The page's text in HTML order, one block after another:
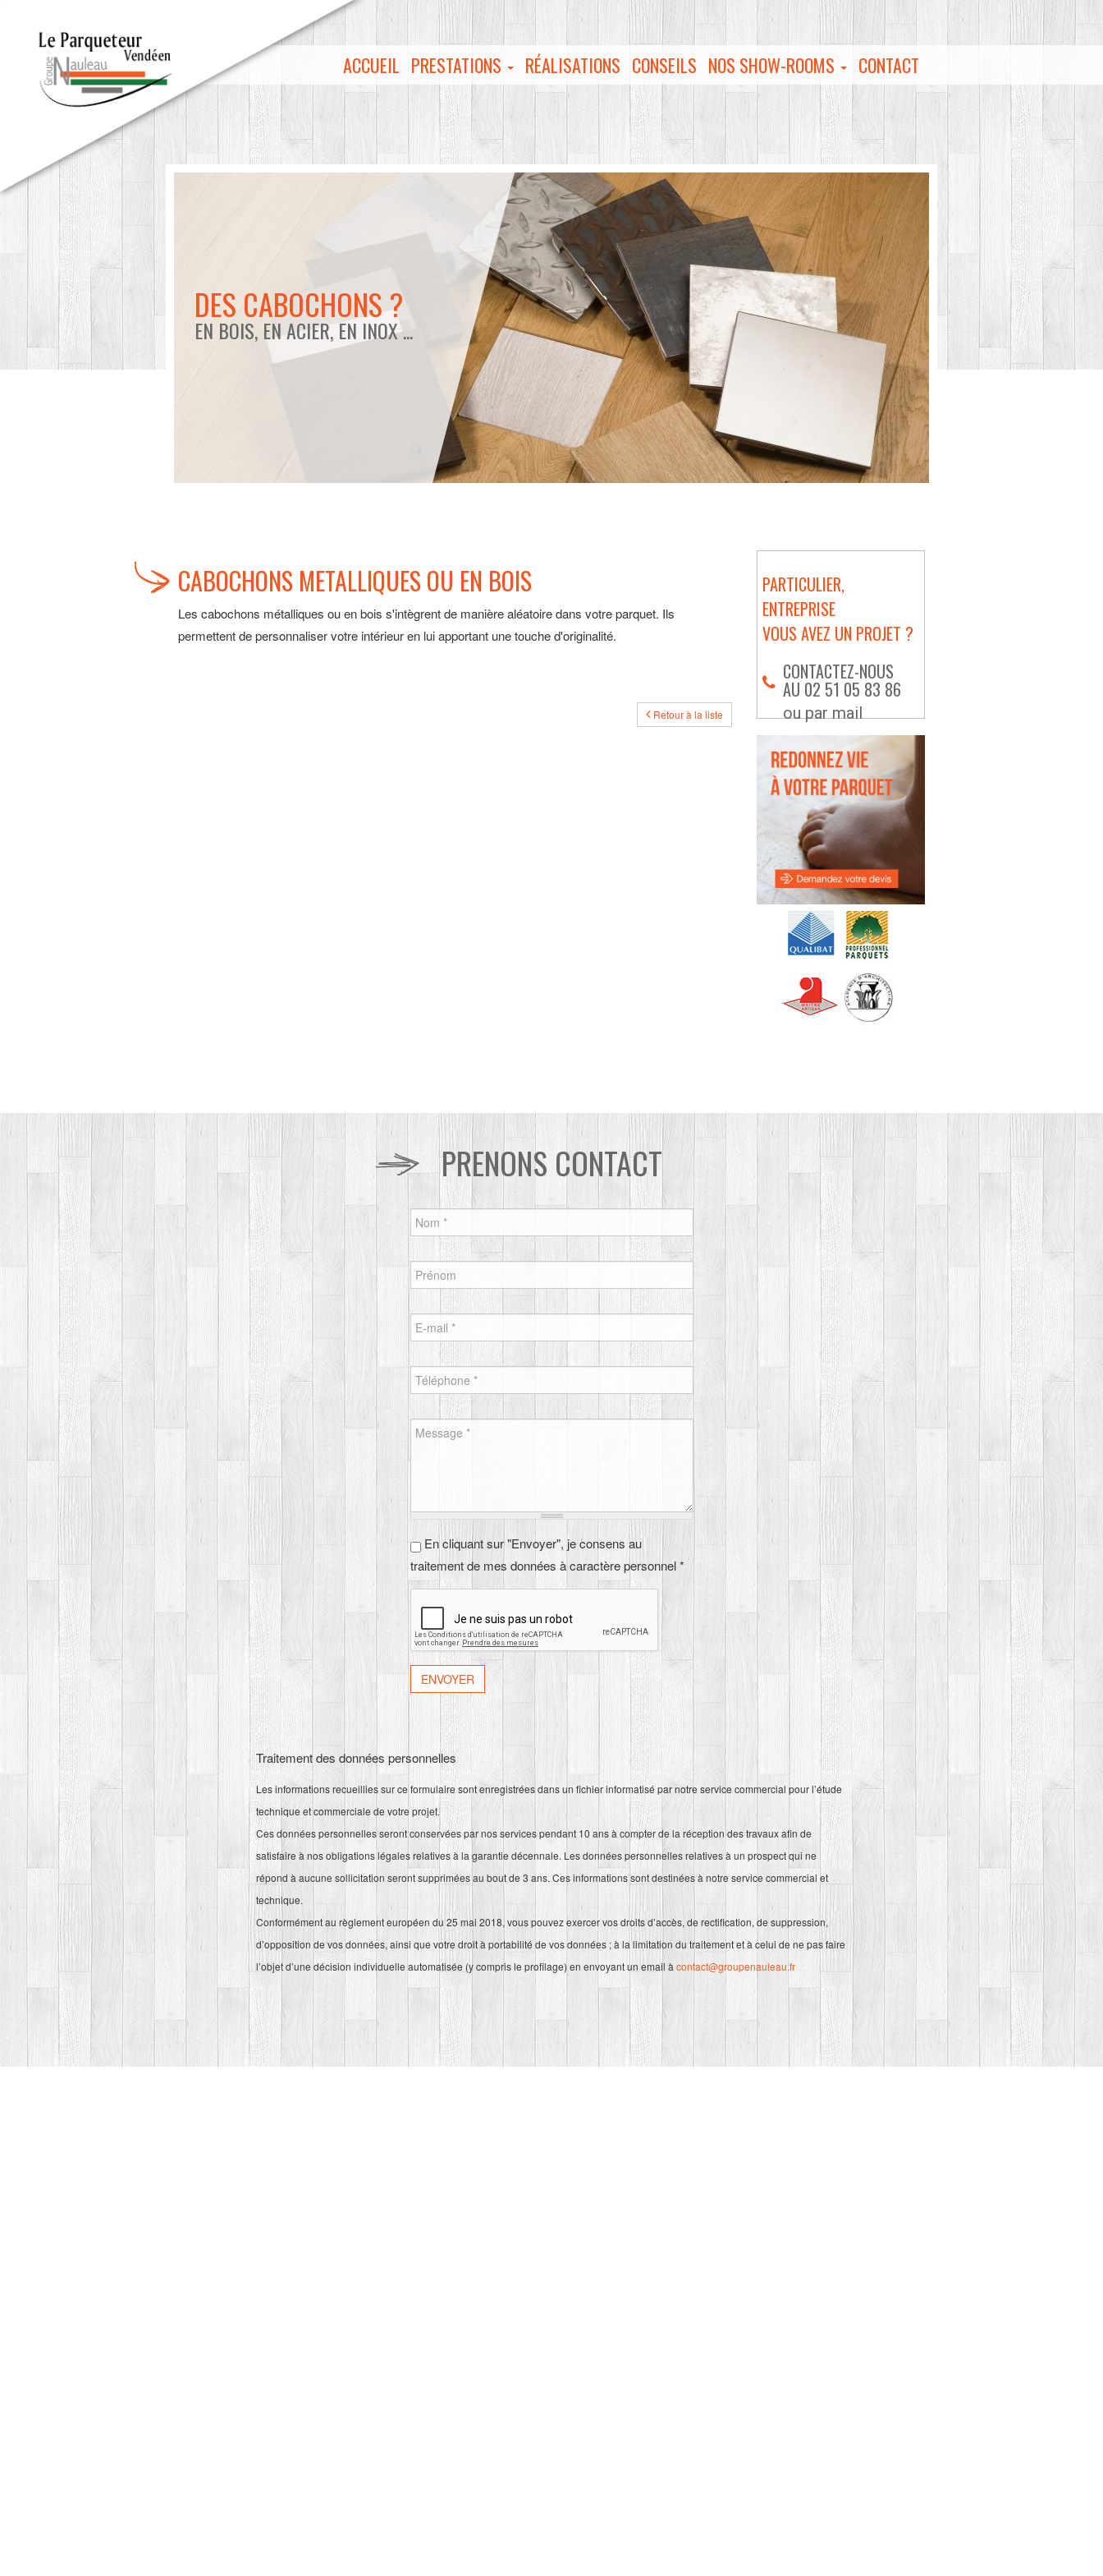
ACCUEIL PRESTATIONS RÉALISATIONS CONSEILS NOS SHOW-ROOMS CONTACT
DES CABOCHONS ?
EN BOIS, EN ACIER, EN INOX ...
CABOCHONS METALLIQUES OU EN BOIS
Les cabochons métalliques ou en bois s'intègrent de manière aléatoire dans votre parquet. Ils
permettent de personnaliser votre intérieur en lui apportant une touche d'originalité.
Retour à la liste
PARTICULIER,
ENTREPRISE
VOUS AVEZ UN PROJET ?
CONTACTEZ-NOUS
AU 02 51 05 83 86
ou par mail
PRENONS CONTACT
Nom *
Prénom
E-mail *
Téléphone *
Message *
En cliquant sur "Envoyer", je consens au
traitement de mes données à caractère personnel
En cliquant sur "Envoyer", je consens au
traitement de mes données à caractère personnel *
Traitement des données personnelles
Les informations recueillies sur ce formulaire sont enregistrées dans un fichier informatisé par notre service commercial pour l’étude
technique et commerciale de votre projet.
Ces données personnelles seront conservées par nos services pendant 10 ans à compter de la réception des travaux afin de
satisfaire à nos obligations légales relatives à la garantie décennale. Les données personnelles relatives à un prospect qui ne
répond à aucune sollicitation seront supprimées au bout de 3 ans. Ces informations sont destinées à notre service commercial et
technique.
Conformément au règlement européen du 25 mai 2018, vous pouvez exercer vos droits d’accès, de rectification, de suppression,
d’opposition de vos données, ainsi que votre droit à portabilité de vos données ; à la limitation du traitement et à celui de ne pas faire
l’objet d’une décision individuelle automatisée (y compris le profilage) en envoyant un email à contact@groupenauleau.fr